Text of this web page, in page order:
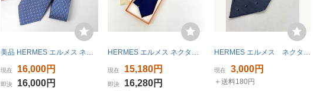
美品 HERMES エルメス ネクタイ シルクツイル 鐙柄
現在 16,000円
即決 16,000円
HERMES エルメス ネクタイ H柄 ファソネ シルク 美品 スーツ用小物 通勤 ビジネス フォーマル メンズ ネイビー 服飾小物 DF19189■
現在 15,180円
即決 16,280円
HERMES エルメス ネクタイ ネイビー ドット柄 シルク100% ビジネス フォーマル
現在 3,000円
＋送料180円